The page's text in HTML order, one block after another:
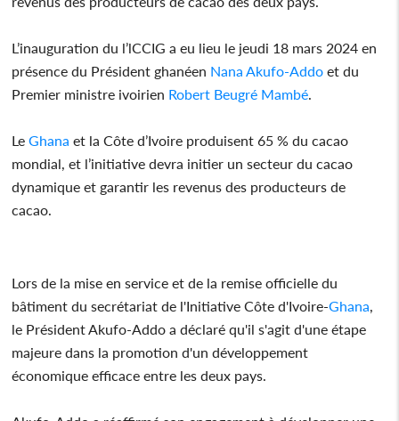
L’inauguration du l’lCCIG a eu lieu le jeudi 18 mars 2024 en
présence du Président ghanéen Nana Akufo-Addo et du
Premier ministre ivoirien Robert Beugré Mambé
LeGhana et la Côte d’Ivoire produisent 65 % du cacao
mondial, et l’initiative devra initier un secteur du cacao
dynamique et garantir les revenus des producteurs de
cacao.
Lors de la mise en service et de la remise officielle du
bâtiment du secrétariat de l'Initiative Côte d'Ivoire-Ghana
le Président Akufo-Addo a déclaré qu'il s'agit d'une étape
majeure dans la promotion d'un développement
économique efficace entre les deux pays.